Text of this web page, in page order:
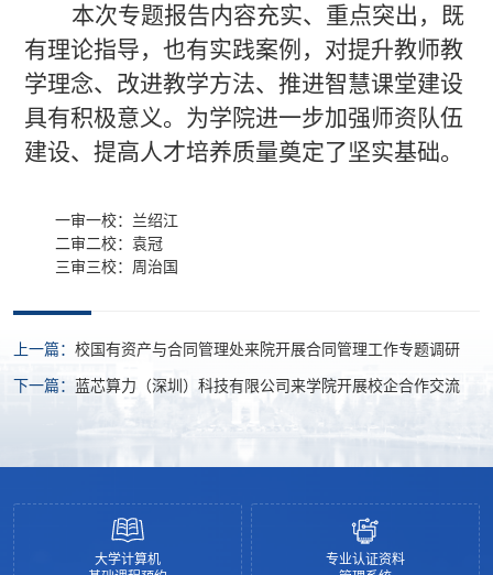
本次专题报告内容充实、重点突出，既
有理论指导，也有实践案例，对提升教师教
学理念、改进教学方法、推进智慧课堂建设
具有积极意义。为学院进一步加强师资队伍
建设、提高人才培养质量奠定了坚实基础。
一审一校：兰绍江
二审二校：袁冠
三审三校：周治国
上一篇： 校国有资产与合同管理处来院开展合同管理工作专题调研
下一篇： 蓝芯算力（深圳）科技有限公司来学院开展校企合作交流
大学计算机
专业认证资料